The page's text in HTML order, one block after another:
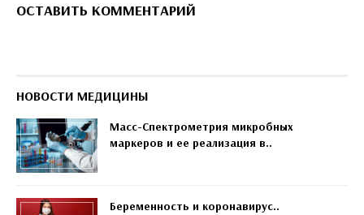
ОСТАВИТЬ КОММЕНТАРИЙ
НОВОСТИ МЕДИЦИНЫ
Масс-Спектрометрия микробных
маркеров и ее реализация в..
Беременность и коронавирус..